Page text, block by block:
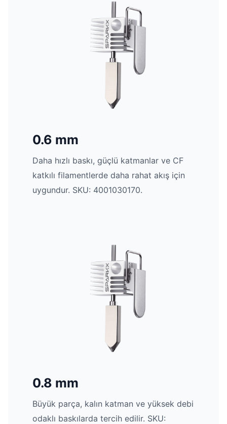
0.6 mm
Daha hızlı baskı, güçlü katmanlar ve CF
katkılı filamentlerde daha rahat akış için
uygundur. SKU: 4001030170.
0.8 mm
Büyük parça, kalın katman ve yüksek debi
odaklı baskılarda tercih edilir. SKU: